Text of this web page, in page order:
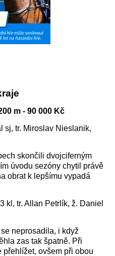
m - 90 000 Kč
sj, tr. Miroslav Nieslanik,
skončili dvojciferným
úvodu sezóny chytil právě
obrat k lepšímu vypadá
kl, tr. Allan Petrlík, ž. Daniel
neprosadila, i když
zas tak špatně. Při
ovšem při obou